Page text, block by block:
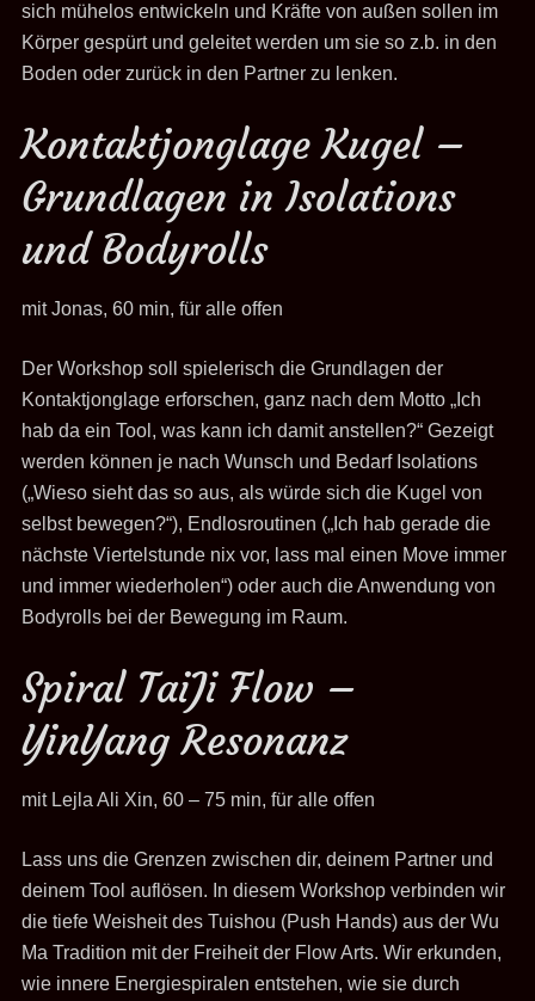
sich mühelos entwickeln und Kräfte von außen sollen im
Körper gespürt und geleitet werden um sie so z.b. in den
Boden oder zurück in den Partner zu lenken.
Kontaktjonglage Kugel –
Grundlagen in Isolations
und Bodyrolls
mit Jonas, 60 min, für alle offen
Der Workshop soll spielerisch die Grundlagen der
Kontaktjonglage erforschen, ganz nach dem Motto „Ich
hab da ein Tool, was kann ich damit anstellen?“ Gezeigt
werden können je nach Wunsch und Bedarf Isolations
(„Wieso sieht das so aus, als würde sich die Kugel von
selbst bewegen?“), Endlosroutinen („Ich hab gerade die
nächste Viertelstunde nix vor, lass mal einen Move immer
und immer wiederholen“) oder auch die Anwendung von
Bodyrolls bei der Bewegung im Raum.
Spiral TaiJi Flow –
YinYang Resonanz
mit Lejla Ali Xin, 60 – 75 min, für alle offen
Lass uns die Grenzen zwischen dir, deinem Partner und
deinem Tool auflösen. In diesem Workshop verbinden wir
die tiefe Weisheit des Tuishou (Push Hands) aus der Wu
Ma Tradition mit der Freiheit der Flow Arts. Wir erkunden,
wie innere Energiespiralen entstehen, wie sie durch